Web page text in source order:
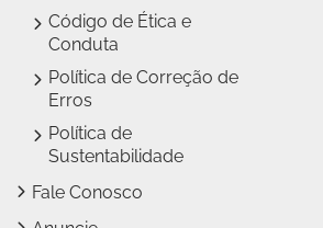
Código de Ética e
Conduta
Política de Correção de
Erros
Política de
Sustentabilidade
Fale Conosco